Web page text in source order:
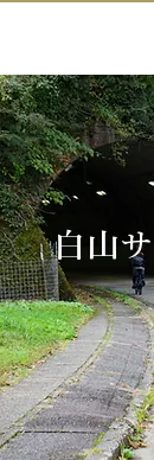
白山
半